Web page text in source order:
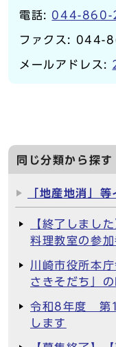
電話: 044-860-
ファクス: 044-
メールアドレス:
同じ分類から探す
「地産地消」等
【終了しまし
料理教室の参加
川崎市役所本
さきそだち」の
令和8年度 第1
します